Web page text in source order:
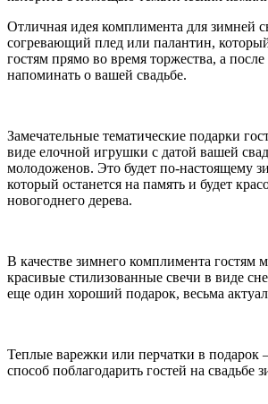
Отличная идея комплимента для
согревающий плед или палантин,
гостям прямо во время торжества, а
напоминать о вашей свадьбе.
Замечательные тематические подарки
виде елочной игрушки с датой вашей
молодоженов. Это будет по-настоящему
который останется на память и будет
новогоднего дерева.
В качестве зимнего комплимента гостям
красивые стилизованные свечи в виде
еще один хороший подарок, весьма
Теплые варежки или перчатки в
способ поблагодарить гостей на свадьбе